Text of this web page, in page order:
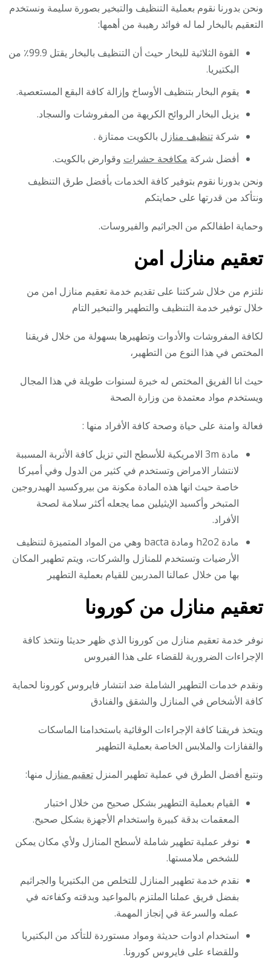
ونحن بدورنا نقوم بعملية التنظيف والتبخير بصورة سليمة ونستخدم
التعقيم بالبخار لما له فوائد رهيبة من أهمها:
القوة الثلاثية للبخار حيث أن التنظيف بالبخار يقتل 99.9٪ من
البكتيريا.
يقوم البخار بتنظيف الأوساخ وإزالة كافة البقع المستعصية.
يزيل البخار الروائح الكريهة من المفروشات والسجاد.
شركةتنظيف منازل بالكويت ممتازة .
أفضل شركة مكافحة حشرات وقوارض بالكويت.
ونحن بدورنا نقوم بتوفير كافة الخدمات بأفضل طرق التنظيف
ونتأكد من قدرتها على حمايتكم
وحماية اطفالكم من الجراثيم والفيروسات.
تعقيم منازل امن
نلتزم من خلال شركتنا على تقديم خدمة تعقيم منازل امن من
خلال توفير خدمة التنظيف والتطهير والتبخير التام
لكافة المفروشات والأدوات وتطهيرها بسهولة من خلال فريقنا
المختص في هذا النوع من التطهير،
حيث انا الفريق المختص له خبرة لسنوات طويلة في هذا المجال
ويستخدم مواد معتمدة من وزارة الصحة
فعالة وامنة على حياة وصحة كافة الأفراد منها :
مادة 3m الامريكية للأسطح التي تزيل كافة الأتربة المسببة
لانتشار الامراض وتستخدم في كثير من الدول وفي أميركا
خاصة حيث انها هذه المادة مكونة من بيروكسيد الهيدروجين
المتبخر وأكسيد الإيثيلين مما يجعله أكثر سلامة لصحة
الأفراد.
مادة h2o2 ومادة bacta وهي من المواد المتميزة لتنظيف
الأرضيات وتستخدم للمنازل والشركات، ويتم تطهير المكان
بها من خلال عمالنا المدربين للقيام بعملية التطهير
تعقيم منازل من كورونا
نوفر خدمة تعقيم منازل من كورونا الذي ظهر حديثا ونتخذ كافة
الإجراءات الضرورية للقضاء على هذا الفيروس
ونقدم خدمات التطهير الشاملة ضد انتشار فايروس كورونا لحماية
كافة الأشخاص في المنازل والشقق والفنادق
ويتخذ فريقنا كافة الإجراءات الوقائية باستخدامنا الماسكات
والقفازات والملابس الخاصة بعملية التطهير
ونتبع أفضل الطرق في عملية تطهير المنزلتعقيم منازل منها:
القيام بعملية التطهير بشكل صحيح من خلال اختبار
المعقمات بدقة كبيرة واستخدام الأجهزة بشكل صحيح.
نوفر عملية تطهير شاملة لأسطح المنازل ولأي مكان يمكن
للشخص ملامستها.
نقدم خدمة تطهير المنازل للتخلص من البكتيريا والجراثيم
بفضل فريق عملنا الملتزم بالمواعيد وبدقته وكفاءته في
عمله والسرعة في إنجاز المهمة.
استخدام ادوات حديثة ومواد مستوردة للتأكد من البكتيريا
وللقضاء على فايروس كورونا.